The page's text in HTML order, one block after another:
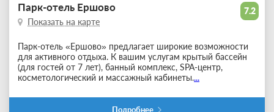
7.2
Парк-отель Ершово
Показать на карте
Парк-отель «Ершово» предлагает широкие возможности
для активного отдыха. К вашим услугам крытый бассейн
(для гостей от 7 лет), банный комплекс, SPA-центр,
косметологический и массажный кабинеты....
Подробнее